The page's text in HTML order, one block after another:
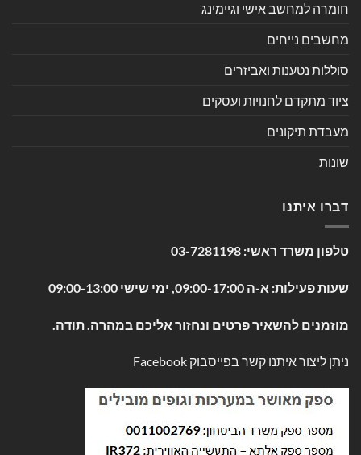
חומרה למחשב אישי וגיימינג
מחשבים נייחים
סוללות נטענות ואביזרים
ציוד מתקדם לחנויות ועסקים
מעבדת תיקונים
שונות
דברו איתנו
טלפון משרד ראשי: 03-7281198
שעות פעילות: א-ה 09:00-17:00, ימי שישי 09:00-13:00
מוזמנים להשאיר פרטים ונחזור אליכם במהרה. תודה.
ניתן ליצור איתנו קשר בפייסבוק Facebook